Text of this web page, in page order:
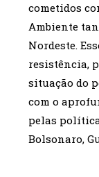
cometidos
Ambiente
Nordeste.
resistência,
situação do
com o
pelas
Bolsonaro,